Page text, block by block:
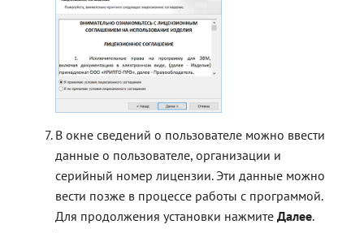
В окне сведений о пользователе можно ввести
данные о пользователе, организации и
серийный номер лицензии. Эти данные можно
вести позже в процессе работы с программой.
Для продолжения установки нажмитеДалее.